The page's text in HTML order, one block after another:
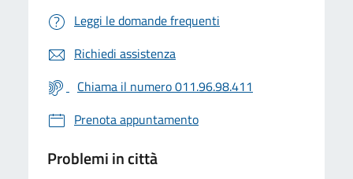
Leggi le domande frequenti
Richiedi assistenza
Chiama il numero 011.96.98.411
Prenota appuntamento
Problemi in città